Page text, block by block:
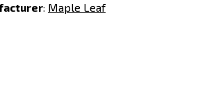
: Maple Leaf